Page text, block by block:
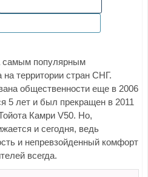
самым популярным
территории стран СНГ.
общественности еще в 2006
5 лет и был прекращен в 2011
Камри V50. Но,
и сегодня, ведь
и непревзойденный комфорт
всегда.